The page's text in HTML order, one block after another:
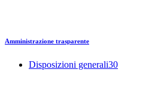
Amministrazione trasparente
Disposizioni generali30